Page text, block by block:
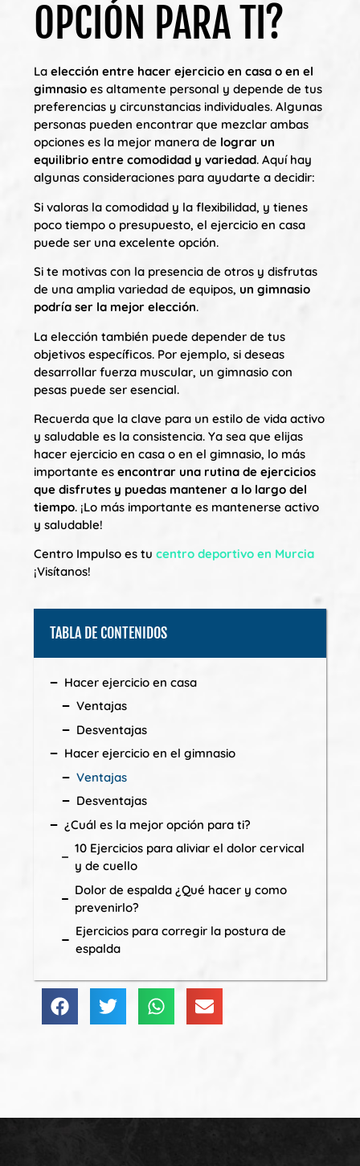
OPCIÓN PARA TI?
La elección entre hacer ejercicio en casa o en el
gimnasio es altamente personal y depende de tus
preferencias y circunstancias individuales. Algunas
personas pueden encontrar que mezclar ambas
opciones es la mejor manera de lograr un
equilibrio entre comodidad y variedad. Aquí hay
algunas consideraciones para ayudarte a decidir:
Si valoras la comodidad y la flexibilidad, y tienes
poco tiempo o presupuesto, el ejercicio en casa
puede ser una excelente opción.
Si te motivas con la presencia de otros y disfrutas
de una amplia variedad de equipos, un gimnasio
podría ser la mejor elección.
La elección también puede depender de tus
objetivos específicos. Por ejemplo, si deseas
desarrollar fuerza muscular, un gimnasio con
pesas puede ser esencial.
Recuerda que la clave para un estilo de vida activo
y saludable es la consistencia. Ya sea que elijas
hacer ejercicio en casa o en el gimnasio, lo más
importante es encontrar una rutina de ejercicios
que disfrutes y puedas mantener a lo largo del
tiempo. ¡Lo más importante es mantenerse activo
y saludable!
Centro Impulso es tu centro deportivo en Murcia
¡Visítanos!
TABLA DE CONTENIDOS
Hacer ejercicio en casa
Ventajas
Desventajas
Hacer ejercicio en el gimnasio
Ventajas
Desventajas
¿Cuál es la mejor opción para ti?
10 Ejercicios para aliviar el dolor cervical
y de cuello
Dolor de espalda ¿Qué hacer y como
prevenirlo?
Ejercicios para corregir la postura de
espalda